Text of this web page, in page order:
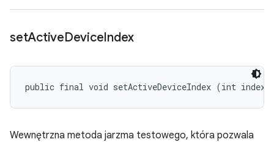
setActiveDeviceIndex
public final void setActiveDeviceIndex (int index)
Wewnętrzna metoda jarzma testowego, która pozwala